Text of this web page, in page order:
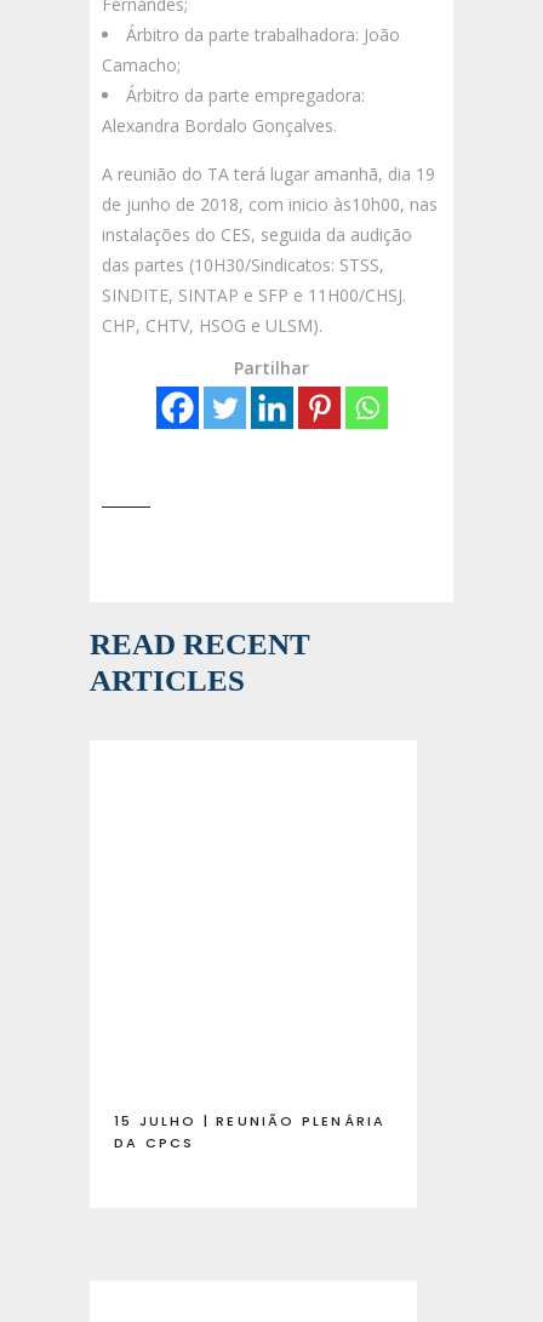
Árbitro da parte trabalhadora: João
Camacho;
Árbitro da parte empregadora:
Alexandra Bordalo Gonçalves.
A reunião do TA terá lugar amanhã, dia 19
de junho de 2018, com inicio às10h00, nas
instalações do CES, seguida da audição
das partes (10H30/Sindicatos: STSS,
SINDITE, SINTAP e SFP e 11H00/CHSJ.
CHP, CHTV, HSOG e ULSM).
Partilhar
READ RECENT
ARTICLES
15 JULHO | REUNIÃO PLENÁRIA
DA CPCS